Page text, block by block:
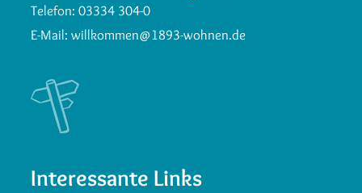
Telefon:03334 304-0
E-Mail:willkommen@1893-wohnen.de
Interessante Links